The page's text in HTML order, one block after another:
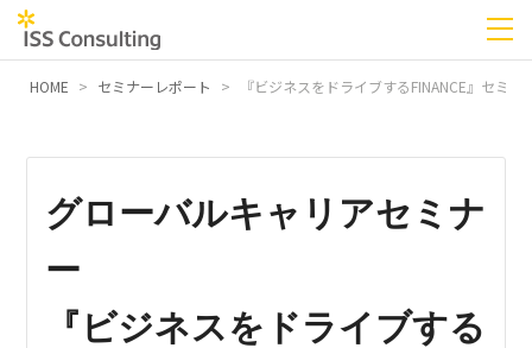
HOME セミナーレポート 『ビジネスをドライブするFINANCE』セミナ
グローバルキャリアセミナ
ー
『ビジネスをドライブする